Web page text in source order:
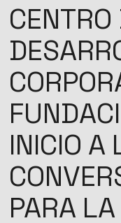
CENTRO
INICIO A
PARA LA